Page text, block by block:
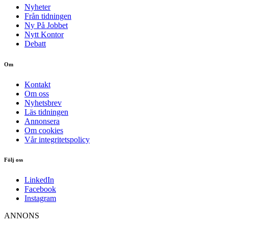
Nyheter
Från tidningen
Ny På Jobbet
Nytt Kontor
Debatt
Om
Kontakt
Om oss
Nyhetsbrev
Läs tidningen
Annonsera
Om cookies
Vår integritetspolicy
Följ oss
LinkedIn
Facebook
Instagram
ANNONS